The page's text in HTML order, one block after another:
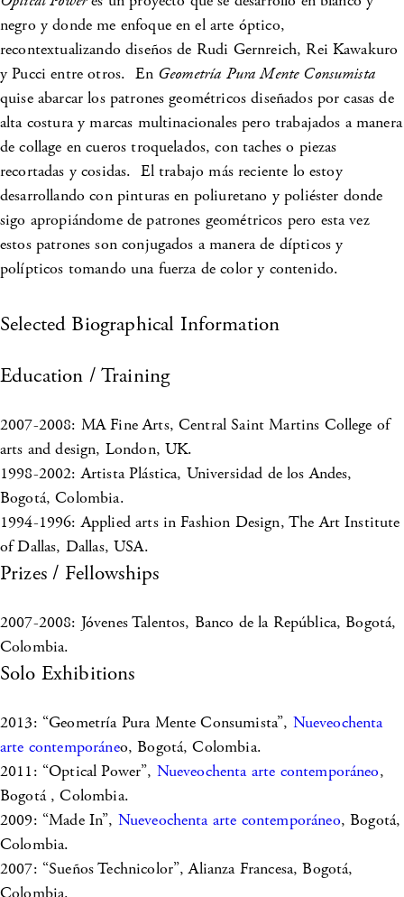
negro y donde me enfoque en el arte óptico,
recontextualizando diseños de Rudi Gernreich, Rei Kawakuro
y Pucci entre otros. En Geometría Pura Mente Consumista
quise abarcar los patrones geométricos diseñados por casas de
alta costura y marcas multinacionales pero trabajados a manera
de collage en cueros troquelados, con taches o piezas
recortadas y cosidas. El trabajo más reciente lo estoy
desarrollando con pinturas en poliuretano y poliéster donde
sigo apropiándome de patrones geométricos pero esta vez
estos patrones son conjugados a manera de dípticos y
polípticos tomando una fuerza de color y contenido.
Selected Biographical Information
Education / Training
2007-2008: MA Fine Arts, Central Saint Martins College of
arts and design, London, UK.
1998-2002: Artista Plástica, Universidad de los Andes,
Bogotá, Colombia.
1994-1996: Applied arts in Fashion Design, The Art Institute
of Dallas, Dallas, USA.
Prizes / Fellowships
2007-2008: Jóvenes Talentos, Banco de la República, Bogotá,
Colombia.
Solo Exhibitions
2013: “Geometría Pura Mente Consumista”, Nueveochenta
arte contemporáneo, Bogotá, Colombia.
2011: “Optical Power”, Nueveochenta arte contemporáneo,
Bogotá , Colombia.
2009: “Made In”, Nueveochenta arte contemporáneo, Bogotá,
Colombia.
2007: “Sueños Technicolor”, Alianza Francesa, Bogotá,